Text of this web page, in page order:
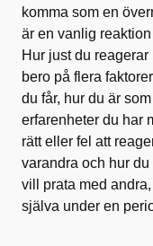
komma som en
är en vanlig
Hur just du
bero på flera
du får, hur du är
erfarenheter du har
rätt eller fel att
varandra och hur
vill prata med
själva under en